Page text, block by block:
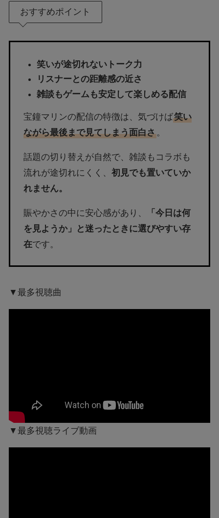
おすすめポイント
笑いが途切れないトーク力
リスナーとの距離感の近さ
雑談もゲームも安定して楽しめる配信
宝鐘マリンの配信の特徴は、気づけば笑い
ながら最後まで見てしまう面白さ。
話題の切り替えが自然で、雑談もコラボも
流れが途切れにくく、 初見でも置いていか
れません。
賑やかさの中に安心感があり、
「今日は何
を見ようか」と迷ったときに選びやすい存
在です。
▼最多視聴曲
▼最多視聴ライブ動画